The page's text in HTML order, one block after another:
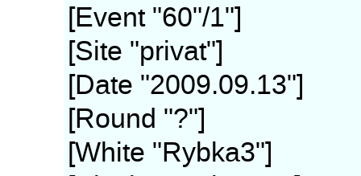
[Event "60"/1"]
[Site "privat"]
[Date "2009.09.13"]
[Round "?"]
[White "Rybka3"]